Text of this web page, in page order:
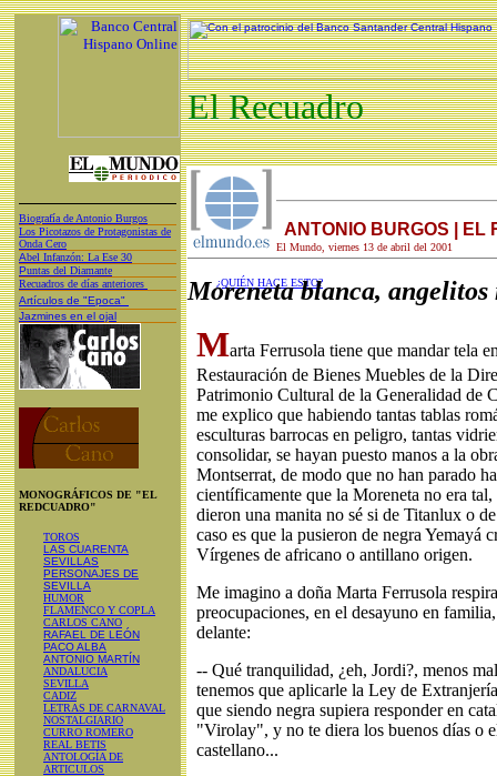
Biografía de Antonio Burgos
Los Picotazos de Protagonistas de
Onda Cero
Abel Infanzón: La Ese 30
Puntas del Diamante
Recuadros de días anteriores
Artículos de "Epoca"
Jazmines en el ojal
MONOGRÁFICOS DE "EL
REDCUADRO"
TOROS
LAS CUARENTA
SEVILLAS
PERSONAJES DE
SEVILLA
HUMOR
FLAMENCO Y COPLA
CARLOS CANO
RAFAEL DE LEÓN
PACO ALBA
ANTONIO MARTÍN
ANDALUCIA
SEVILLA
CADIZ
LETRAS DE CARNAVAL
NOSTALGIARIO
CURRO ROMERO
REAL BETIS
ANTOLOGÍA DE
ARTICULOS
El Recuadro
El Mundo, viernes 13 de abril del 2001
¿QUIÉN HACE ESTO?
ANTONIO BURGOS | EL
Moreneta blanca, angelitos
Marta Ferrusola tiene que mandar tela
Restauración de Bienes Muebles de la
Patrimonio Cultural de la Generalidad de
me explico que habiendo tantas tablas
esculturas barrocas en peligro, tantas
consolidar, se hayan puesto manos a la
Montserrat, de modo que no han parado
científicamente que la Moreneta no era
dieron una manita no sé si de Titanlux o
caso es que la pusieron de negra Yemayá
Vírgenes de africano o antillano origen.
Me imagino a doña Marta Ferrusola
preocupaciones, en el desayuno en
delante:
-- Qué tranquilidad, ¿eh, Jordi?, menos
tenemos que aplicarle la Ley de
que siendo negra supiera responder en
"Virolay", y no te diera los buenos días o
castellano...